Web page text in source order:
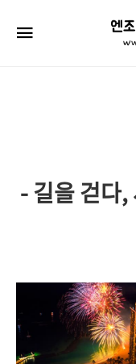
- 길을 걷다